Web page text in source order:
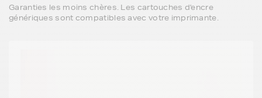
Garanties les moins chères. Les cartouches d'encre
génériques sont compatibles avec votre imprimante.